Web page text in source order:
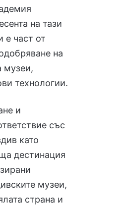
на тази
е част от
на
музеи,
технологии.
и
със
като
дестинация
музеи,
страна и